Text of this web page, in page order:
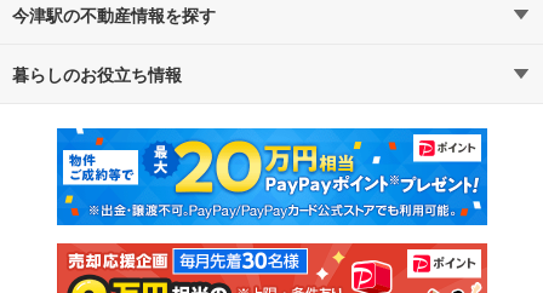
今津駅の不動産情報を探す
不動産・住宅
新築マンション 中古マンション
新築一戸建て 中古一戸建て
注文住宅 土地
暮らしのお役立ち情報
マンションカタログ 教えて！住まいの先生